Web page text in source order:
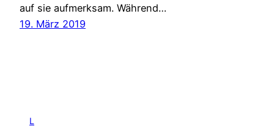
auf sie aufmerksam. Während…
19. März 2019
L